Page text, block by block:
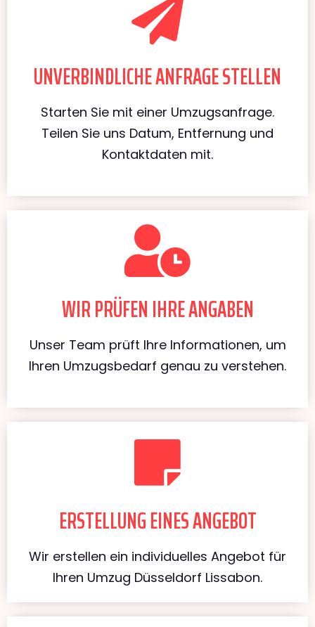
UNVERBINDLICHE ANFRAGE STELLEN
Starten Sie mit einer Umzugsanfrage.
Teilen Sie uns Datum, Entfernung und
Kontaktdaten mit.
WIR PRÜFEN IHRE ANGABEN
Unser Team prüft Ihre Informationen, um
Ihren Umzugsbedarf genau zu verstehen.
ERSTELLUNG EINES ANGEBOT
Wir erstellen ein individuelles Angebot für
Ihren Umzug Düsseldorf Lissabon.